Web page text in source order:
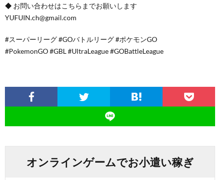
◆ お問い合わせはこちらまでお願いします
YUFUIN.ch@gmail.com
#スーパーリーグ #GOバトルリーグ #ポケモンGO
#PokemonGO #GBL #UltraLeague #GOBattleLeague
オンラインゲームでお小遣い稼ぎ